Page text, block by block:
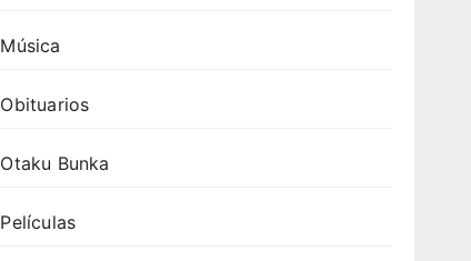
Música
Obituarios
Otaku Bunka
Películas